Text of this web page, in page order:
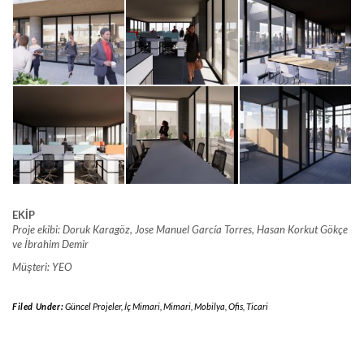
EKİP
Proje ekibi: Doruk Karagöz, Jose Manuel García Torres, Hasan Korkut Gökçe
ve İbrahim Demir
Müşteri: YEO
Filed Under:Güncel Projeler, İç Mimari, Mimari, Mobilya Ofis, Ticari